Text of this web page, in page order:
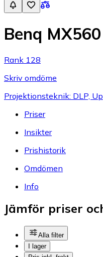
Benq MX560
Rank 128
Skriv omdöme
Projektionsteknik: DLP,
Priser
Insikter
Prishistorik
Omdömen
Info
Jämför priser
Alla filter
I lager